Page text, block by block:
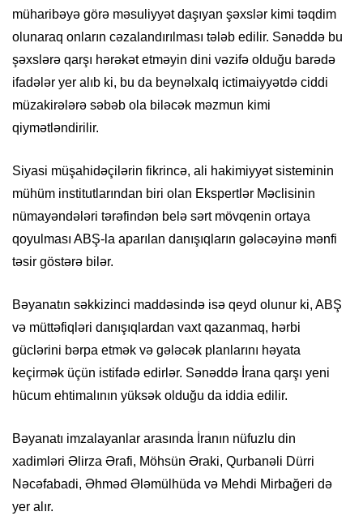
müharibəyə görə məsuliyyət daşıyan şəxslər kimi təqdim
olunaraq onların cəzalandırılması tələb edilir. Sənəddə bu
şəxslərə qarşı hərəkət etməyin dini vəzifə olduğu barədə
ifadələr yer alıb ki, bu da beynəlxalq ictimaiyyətdə ciddi
müzakirələrə səbəb ola biləcək məzmun kimi
qiymətləndirilir.
Siyasi müşahidəçilərin fikrincə, ali hakimiyyət sisteminin
mühüm institutlarından biri olan Ekspertlər Məclisinin
nümayəndələri tərəfindən belə sərt mövqenin ortaya
qoyulması ABŞ-la aparılan danışıqların gələcəyinə mənfi
təsir göstərə bilər.
Bəyanatın səkkizinci maddəsində isə qeyd olunur ki, ABŞ
və müttəfiqləri danışıqlardan vaxt qazanmaq, hərbi
güclərini bərpa etmək və gələcək planlarını həyata
keçirmək üçün istifadə edirlər. Sənəddə İrana qarşı yeni
hücum ehtimalının yüksək olduğu da iddia edilir.
Bəyanatı imzalayanlar arasında İranın nüfuzlu din
xadimləri Əlirza Ərafi, Möhsün Əraki, Qurbanəli Dürri
Nəcəfabadi, Əhməd Ələmülhüda və Mehdi Mirbağeri də
yer alır.